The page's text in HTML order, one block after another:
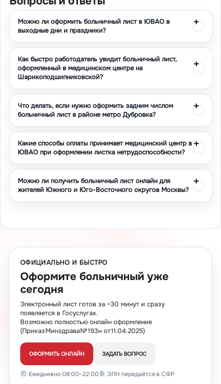
Современный ритм жизни часто требует оперативного
решения вопросов, связанных с трудовой
деятельностью. Наш центр понимает потребности
работающих москвичей и предлагает эффективные
решения для получения официальных документов о
временной нетрудоспособности. Благодаря
профессиональному подходу и использованию
современных технологий, мы обеспечиваем
качественное медицинское обслуживание в
максимально сжатые сроки. Каждый клиент получает
индивидуальное внимание и квалифицированную
медицинскую помощь от лицензированных
специалистов.
Что представляет собой больничный лист и
его правовое значение
Листок нетрудоспособности является официальным
документ имеет установленную законом форму и
выдается исключительно медицинскими
организациями, имеющими соответствующие
лицензии. В соответствии с Приказом Минздрава №
193н от 11.04.2025, стало возможным онлайн
оформление больничных листов, что значительно
упростило процедуру для пациентов. Электронный
формат документа автоматически передается в
систему ФСС, обеспечивая прозрачность и
оперативность обработки.
Правильно оформленный больничный лист служит
основанием для освобождения от работы и получения
Можно ли оформить больничный лист в ЮВАО в
выходные дни и праздники?
Как быстро работодатель увидит больничный лист,
оформленный в медицинском центре на
Шарикоподшипниковской?
Что делать, если нужно оформить задним числом
больничный лист в районе метро Дубровка?
Какие способы оплаты принимает медицинский центр в
ЮВАО при оформлении листка нетрудоспособности?
Можно ли получить больничный лист онлайн для
жителей Южного и Юго-Восточного округов Москвы?
ОФИЦИАЛЬНО И БЫСТРО
Оформите больничный уже
сегодня
Электронный лист готов за ~30 минут и сразу
появляется в Госуслугах.
Возможно полностью онлайн оформление
(Приказ Минздрава № 193н от 11.04.2025)
ОФОРМИТЬ ОНЛАЙН ЗАДАТЬ ВОПРОС
Ежедневно 08:00–22:00 ЭЛН передаётся в СФР